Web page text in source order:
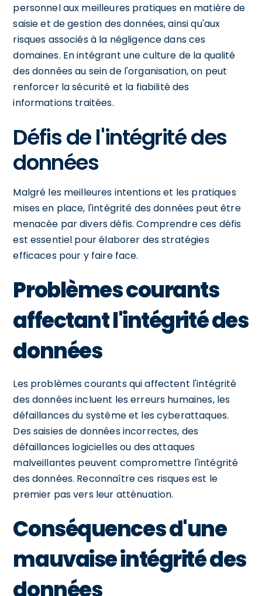
personnel aux meilleures pratiques en matière de
saisie et de gestion des données, ainsi qu'aux
risques associés à la négligence dans ces
domaines. En intégrant une culture de la qualité
des données au sein de l'organisation, on peut
renforcer la sécurité et la fiabilité des
informations traitées.
Défis de l'intégrité des
données
Malgré les meilleures intentions et les pratiques
mises en place, l'intégrité des données peut être
menacée par divers défis. Comprendre ces défis
est essentiel pour élaborer des stratégies
efficaces pour y faire face.
Problèmes courants
affectant l'intégrité des
données
Les problèmes courants qui affectent l'intégrité
des données incluent les erreurs humaines, les
défaillances du système et les cyberattaques.
Des saisies de données incorrectes, des
défaillances logicielles ou des attaques
malveillantes peuvent compromettre l'intégrité
des données. Reconnaître ces risques est le
premier pas vers leur atténuation.
Conséquences d'une
mauvaise intégrité des
données